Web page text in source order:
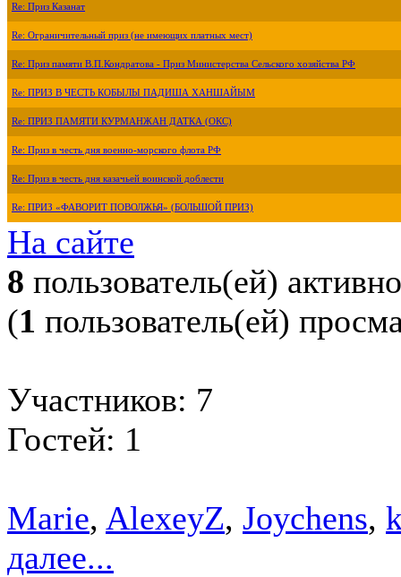
Re: Приз Казанат
Re: Ограничительный приз (не имеющих платных мест)
Re: Приз памяти В.П.Кондратова - Приз Министерства Сельского хозяйства РФ
Re: ПРИЗ В ЧЕСТЬ КОБЫЛЫ ПАДИША ХАНШАЙЫМ
Re: ПРИЗ ПАМЯТИ КУРМАНЖАН ДАТКА (ОКС)
Re: Приз в честь дня военно-морского флота РФ
Re: Приз в честь дня казачьей воинской доблести
Re: ПРИЗ «ФАВОРИТ ПОВОЛЖЬЯ» (БОЛЬШОЙ ПРИЗ)
На сайте
8 пользователь(ей) активно
(1 пользователь(ей)
Участников: 7
Гостей: 1
Marie, AlexeyZ, Joychens,
далее...